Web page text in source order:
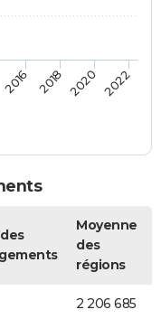
2016 2018 2020 2022
Moyenne
des
régions
2 206 685